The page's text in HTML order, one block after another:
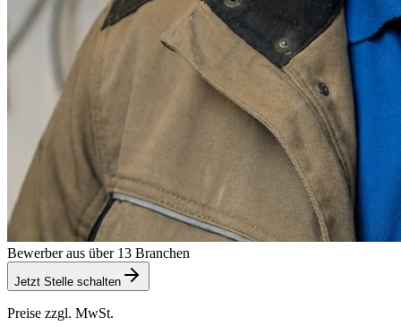
Bewerber aus über 13 Branchen
Jetzt Stelle schalten
Preise zzgl. MwSt.